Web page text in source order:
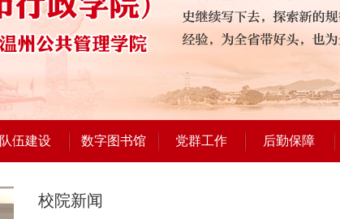
队伍建设 数字图书馆 党群工作 后勤保障
校院新闻